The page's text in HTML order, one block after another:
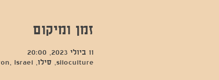
זמן ומיקום
11 ביולי 2023, 20:00
siloculture, סילו, Hod Hasharon, Israel